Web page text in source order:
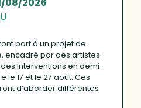
08/2026
part à un projet de
encadré par des artistes
interventions en demi-
le 17 et le 27 août. Ces
d’aborder différentes